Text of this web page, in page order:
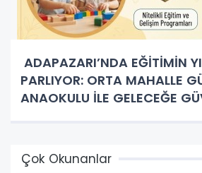
ADAPAZARI’NDA EĞİTİMİN
PARLIYOR: ORTA MAHALLE
ANAOKULU İLE GELECEĞE
Çok Okunanlar